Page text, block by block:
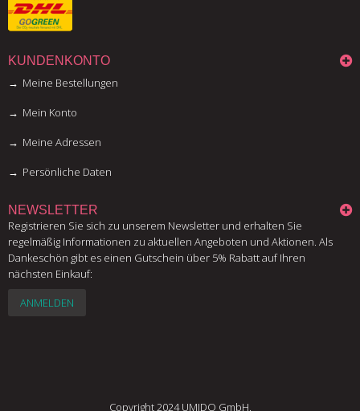
KUNDENKONTO
Meine Bestellungen
Mein Konto
Meine Adressen
Persönliche Daten
NEWSLETTER
Registrieren Sie sich zu unserem Newsletter und erhalten Sie
regelmäßig Informationen zu aktuellen Angeboten und Aktionen. Als
Dankeschön gibt es einen Gutschein über 5% Rabatt auf Ihren
nächsten Einkauf:
ANMELDEN
Copyright 2024 UMIDO GmbH.